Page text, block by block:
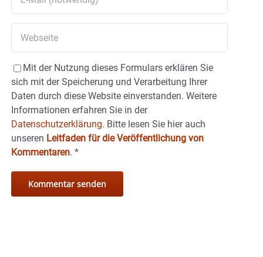
Mit der Nutzung dieses Formulars erklären Sie
sich mit der Speicherung und Verarbeitung Ihrer
Daten durch diese Website einverstanden. Weitere
Informationen erfahren Sie in der
Datenschutzerklärung. Bitte lesen Sie hier auch
unseren Leitfaden für die Veröffentlichung von
Kommentaren. *